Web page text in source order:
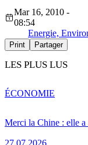
Mar 16, 2010 -
08:54
Energie,
Print Partager
LES PLUS LUS
Merci la Chine : elle a
27.07.2026
ÉCONOMIE